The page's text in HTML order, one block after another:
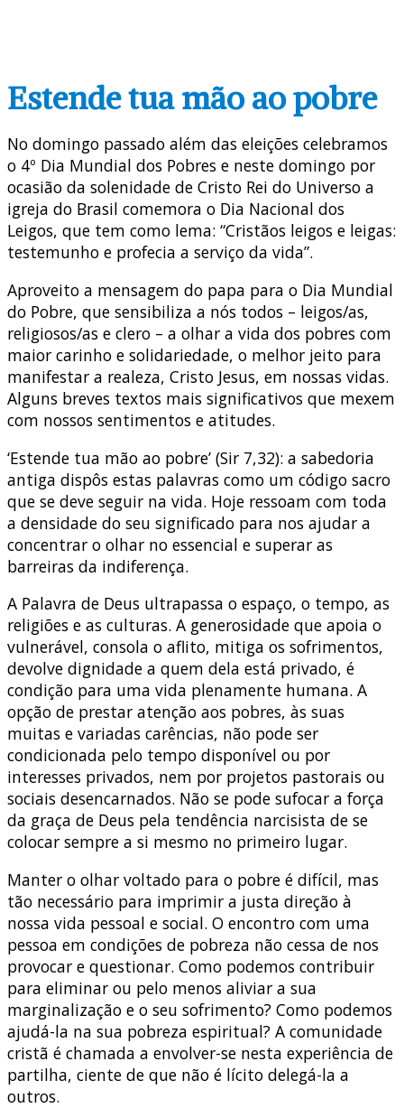
Estende tua mão ao pobre
No domingo passado além das eleições celebramos
o 4º Dia Mundial dos Pobres e neste domingo por
ocasião da solenidade de Cristo Rei do Universo a
igreja do Brasil comemora o Dia Nacional dos
Leigos, que tem como lema: “Cristãos leigos e leigas:
testemunho e profecia a serviço da vida”.
Aproveito a mensagem do papa para o Dia Mundial
do Pobre, que sensibiliza a nós todos – leigos/as,
religiosos/as e clero – a olhar a vida dos pobres com
maior carinho e solidariedade, o melhor jeito para
manifestar a realeza, Cristo Jesus, em nossas vidas.
Alguns breves textos mais significativos que mexem
com nossos sentimentos e atitudes.
‘Estende tua mão ao pobre’ (Sir 7,32): a sabedoria
antiga dispôs estas palavras como um código sacro
que se deve seguir na vida. Hoje ressoam com toda
a densidade do seu significado para nos ajudar a
concentrar o olhar no essencial e superar as
barreiras da indiferença.
A Palavra de Deus ultrapassa o espaço, o tempo, as
religiões e as culturas. A generosidade que apoia o
vulnerável, consola o aflito, mitiga os sofrimentos,
devolve dignidade a quem dela está privado, é
condição para uma vida plenamente humana. A
opção de prestar atenção aos pobres, às suas
muitas e variadas carências, não pode ser
condicionada pelo tempo disponível ou por
interesses privados, nem por projetos pastorais ou
sociais desencarnados. Não se pode sufocar a força
da graça de Deus pela tendência narcisista de se
colocar sempre a si mesmo no primeiro lugar.
Manter o olhar voltado para o pobre é difícil, mas
tão necessário para imprimir a justa direção à
nossa vida pessoal e social. O encontro com uma
pessoa em condições de pobreza não cessa de nos
provocar e questionar. Como podemos contribuir
para eliminar ou pelo menos aliviar a sua
marginalização e o seu sofrimento? Como podemos
ajudá-la na sua pobreza espiritual? A comunidade
cristã é chamada a envolver-se nesta experiência de
partilha, ciente de que não é lícito delegá-la a
outros.